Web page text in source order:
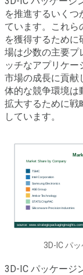
を推進するいく
ています。これら
を獲得するため
場は少数の主要プ
ッチなアプリケー
市場の成長に貢献
体的な競争環境は
拡大するために戦
しています。
3D-IC パ
3D-IC パッケージ